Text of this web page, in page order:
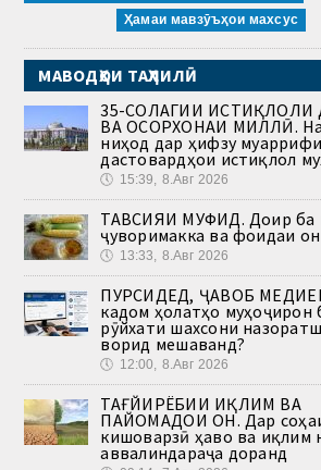
Ҳамаи мавзӯъҳои махсус
МАВОДҲОИ ТАҲЛИЛӢ
35-СОЛАГИИ ИСТИҚЛОЛИ
ВА ОСОРХОНАИ МИЛЛӢ.
ниҳод дар ҳифзу
дастовардҳои истиқлол
🕔 15:39, 8.Авг 2026
ТАВСИЯИ МУФИД. Доир ба
ҷуворимакка ва фоидаи он
🕔 13:33, 8.Авг 2026
ПУРСИДЕД, ҶАВОБ
кадом ҳолатҳо муҳоҷирон
рӯйхати шахсони
ворид мешаванд?
🕔 12:00, 8.Авг 2026
ТАҒЙИРЁБИИ ИҚЛИМ ВА
ПАЙОМАДҲОИ ОН. Дар
кишоварзӣ ҳаво ва иқлим
аввалиндараҷа доранд